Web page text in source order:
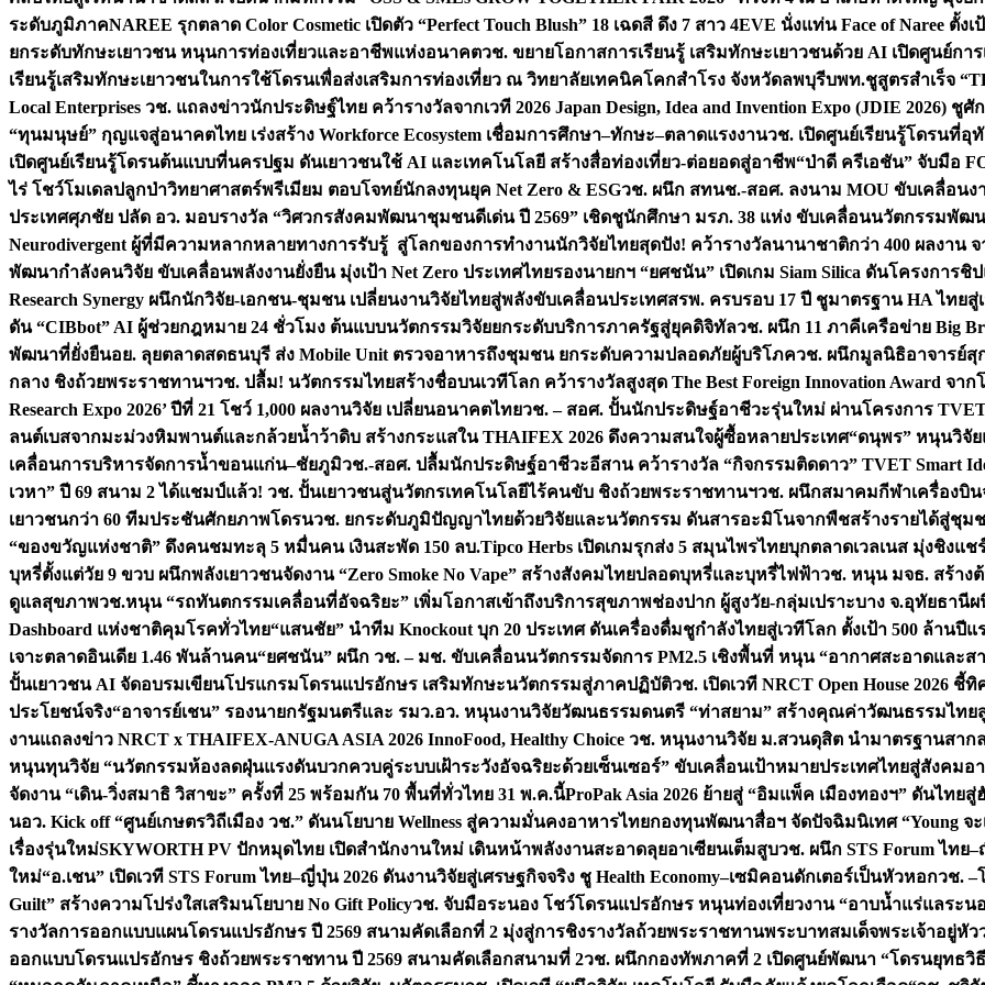
ระดับภูมิภาคNAREE รุกตลาด Color Cosmetic เปิดตัว “Perfect Touch Blush” 18 เฉดสี ดึง 7 สาว 4EVE นั่งแท่น Face of Naree ตั้ง
ยกระดับทักษะเยาวชน หนุนการท่องเที่ยวและอาชีพแห่งอนาคตวช. ขยายโอกาสการเรียนรู้ เสริมทักษะเยาวชนด้วย AI เปิดศูนย์กา
เรียนรู้เสริมทักษะเยาวชนในการใช้โดรนเพื่อส่งเสริมการท่องเที่ยว ณ วิทยาลัยเทคนิคโคกสำโรง จังหวัดลพบุรีบพท.ชูสูตรสำเร็จ
Local Enterprises วช. แถลงข่าวนักประดิษฐ์ไทย คว้ารางวัลจากเวที 2026 Japan Design, Idea and Invention Expo (JDIE 2026)
“ทุนมนุษย์” กุญแจสู่อนาคตไทย เร่งสร้าง Workforce Ecosystem เชื่อมการศึกษา–ทักษะ–ตลาดแรงงานวช. เปิดศูนย์เรียนรู้โดรนที่อุ
เปิดศูนย์เรียนรู้โดรนต้นแบบที่นครปฐม ดันเยาวชนใช้ AI และเทคโนโลยี สร้างสื่อท่องเที่ยว-ต่อยอดสู่อาชีพ“ป่าดี ครีเอชัน” จับมือ
ไร่ โชว์โมเดลปลูกป่าวิทยาศาสตร์พรีเมียม ตอบโจทย์นักลงทุนยุค Net Zero & ESGวช. ผนึก สทนช.-สอศ. ลงนาม MOU ขับเคลื่อน
ประเทศศุภชัย ปลัด อว. มอบรางวัล “วิศวกรสังคมพัฒนาชุมชนดีเด่น ปี 2569” เชิดชูนักศึกษา มรภ. 38 แห่ง ขับเคลื่อนนวัตกรรมพัฒ
Neurodivergent ผู้ที่มีความหลากหลายทางการรับรู้ สู่โลกของการทำงานนักวิจัยไทยสุดปัง! คว้ารางวัลนานาชาติกว่า 400 ผลงาน
พัฒนากำลังคนวิจัย ขับเคลื่อนพลังงานยั่งยืน มุ่งเป้า Net Zero ประเทศไทยรองนายกฯ “ยศชนัน” เปิดเกม Siam Silica ดันโครงการชิ
Research Synergy ผนึกนักวิจัย-เอกชน-ชุมชน เปลี่ยนงานวิจัยไทยสู่พลังขับเคลื่อนประเทศสรพ. ครบรอบ 17 ปี ชูมาตรฐาน HA ไทย
ดัน “CIBbot” AI ผู้ช่วยกฎหมาย 24 ชั่วโมง ต้นแบบนวัตกรรมวิจัยยกระดับบริการภาครัฐสู่ยุคดิจิทัลวช. ผนึก 11 ภาคีเครือข่าย Big
พัฒนาที่ยั่งยืนอย. ลุยตลาดสดธนบุรี ส่ง Mobile Unit ตรวจอาหารถึงชุมชน ยกระดับความปลอดภัยผู้บริโภควช. ผนึกมูลนิธิอาจารย์สุ
กลาง ชิงถ้วยพระราชทานฯวช. ปลื้ม! นวัตกรรมไทยสร้างชื่อบนเวทีโลก คว้ารางวัลสูงสุด The Best Foreign Innovation Award จา
Research Expo 2026’ ปีที่ 21 โชว์ 1,000 ผลงานวิจัย เปลี่ยนอนาคตไทยวช. – สอศ. ปั้นนักประดิษฐ์อาชีวะรุ่นใหม่ ผ่านโครงการ TVET
ลนต์เบสจากมะม่วงหิมพานต์และกล้วยน้ำว้าดิบ สร้างกระแสใน THAIFEX 2026 ดึงความสนใจผู้ซื้อหลายประเทศ“ดนุพร” หนุนวิจัย
เคลื่อนการบริหารจัดการน้ำขอนแก่น–ชัยภูมิวช.-สอศ. ปลื้มนักประดิษฐ์อาชีวะอีสาน คว้ารางวัล “กิจกรรมติดดาว” TVET Smart
เวหา” ปี 69 สนาม 2 ได้แชมป์แล้ว! วช. ปั้นเยาวชนสู่นวัตกรเทคโนโลยีไร้คนขับ ชิงถ้วยพระราชทานฯวช. ผนึกสมาคมกีฬาเครื่องบิน
เยาวชนกว่า 60 ทีมประชันศักยภาพโดรนวช. ยกระดับภูมิปัญญาไทยด้วยวิจัยและนวัตกรรม ดันสารอะมิโนจากพืชสร้างรายได้สู่ชุม
“ของขวัญแห่งชาติ” ดึงคนชมทะลุ 5 หมื่นคน เงินสะพัด 150 ลบ.Tipco Herbs เปิดเกมรุกส่ง 5 สมุนไพรไทยบุกตลาดเวลเนส มุ่งชิงแ
บุหรี่ตั้งแต่วัย 9 ขวบ ผนึกพลังเยาวชนจัดงาน “Zero Smoke No Vape” สร้างสังคมไทยปลอดบุหรี่และบุหรี่ไฟฟ้าวช. หนุน มจธ. สร้าง
ดูแลสุขภาพวช.หนุน “รถทันตกรรมเคลื่อนที่อัจฉริยะ” เพิ่มโอกาสเข้าถึงบริการสุขภาพช่องปาก ผู้สูงวัย-กลุ่มเปราะบาง จ.อุทัยธานีผ
Dashboard แห่งชาติคุมโรคทั่วไทย“แสนชัย” นำทีม Knockout บุก 20 ประเทศ ดันเครื่องดื่มชูกำลังไทยสู่เวทีโลก ตั้งเป้า 500 ล้านปีแ
เจาะตลาดอินเดีย 1.46 พันล้านคน“ยศชนัน” ผนึก วช. – มช. ขับเคลื่อนนวัตกรรมจัดการ PM2.5 เชิงพื้นที่ หนุน “อากาศสะอาดแล
ปั้นเยาวชน AI จัดอบรมเขียนโปรแกรมโดรนแปรอักษร เสริมทักษะนวัตกรรมสู่ภาคปฏิบัติวช. เปิดเวที NRCT Open House 2026
ประโยชน์จริง“อาจารย์เชน” รองนายกรัฐมนตรีและ รมว.อว. หนุนงานวิจัยวัฒนธรรมดนตรี “ท่าสยาม” สร้างคุณค่าวัฒนธรรมไทย
งานแถลงข่าว NRCT x THAIFEX-ANUGA ASIA 2026 InnoFood, Healthy Choice วช. หนุนงานวิจัย ม.สวนดุสิต นำมาตรฐานสาก
หนุนทุนวิจัย “นวัตกรรมห้องลดฝุ่นแรงดันบวกควบคู่ระบบเฝ้าระวังอัจฉริยะด้วยเซ็นเซอร์” ขับเคลื่อนเป้าหมายประเทศไทยสู่สังคมอ
จัดงาน “เดิน-วิ่งสมาธิ วิสาขะ” ครั้งที่ 25 พร้อมกัน 70 พื้นที่ทั่วไทย 31 พ.ค.นี้ProPak Asia 2026 ย้ายสู่ “อิมแพ็ค เมืองทองฯ” ดันไท
นอว. Kick off “ศูนย์เกษตรวิถีเมือง วช.” ดันนโยบาย Wellness สู่ความมั่นคงอาหารไทยกองทุนพัฒนาสื่อฯ จัดปัจฉิมนิเทศ “Young จ
เรื่องรุ่นใหม่SKYWORTH PV ปักหมุดไทย เปิดสำนักงานใหม่ เดินหน้าพลังงานสะอาดลุยอาเซียนเต็มสูบวช. ผนึก STS Forum ไท
ใหม่“อ.เชน” เปิดเวที STS Forum ไทย–ญี่ปุ่น 2026 ดันงานวิจัยสู่เศรษฐกิจจริง ชู Health Economy–เซมิคอนดักเตอร์เป็นหัวหอกวช. –
Guilt” สร้างความโปร่งใสเสริมนโยบาย No Gift Policyวช. จับมือระนอง โชว์โดรนแปรอักษร หนุนท่องเที่ยวงาน “อาบน้ำแร่แลระนอ
รางวัลการออกแบบแผนโดรนแปรอักษร ปี 2569 สนามคัดเลือกที่ 2 มุ่งสู่การชิงรางวัลถ้วยพระราชทานพระบาทสมเด็จพระเจ้าอยู่หัว
ออกแบบโดรนแปรอักษร ชิงถ้วยพระราชทาน ปี 2569 สนามคัดเลือกสนามที่ 2วช. ผนึกกองทัพภาคที่ 2 เปิดศูนย์พัฒนา “โดรนยุทธวิ